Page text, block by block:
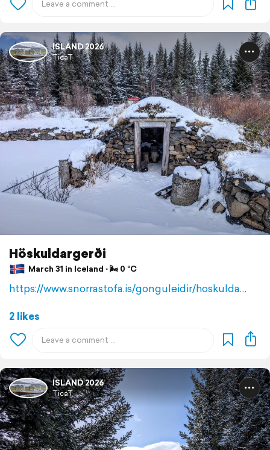
ISLAND 2026
TicaT
Höskuldargerði
March 31 in Iceland ⋅ 🌬 0 °C
https://www.snorrastofa.is/gonguleidir/hoskulda…
2 likes
ISLAND 2026
TicaT